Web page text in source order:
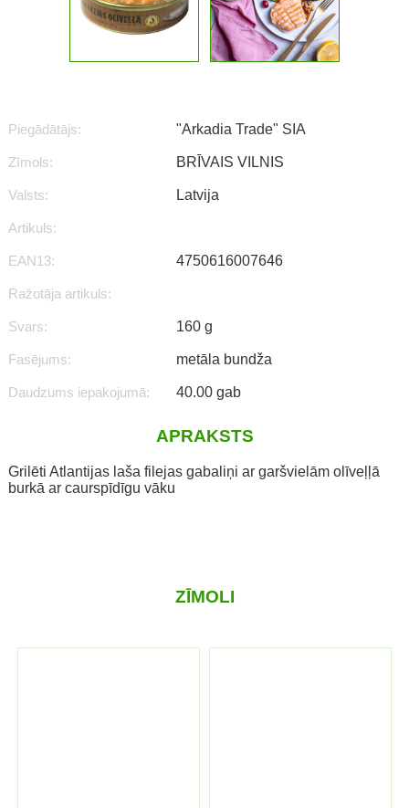
Piegādātājs: "Arkadia Trade" SIA
Zīmols: BRĪVAIS VILNIS
Valsts: Latvija
Artikuls:
EAN13: 4750616007646
Ražotāja artikuls:
Svars: 160 g
Fasējums: metāla bundža
Daudzums iepakojumā: 40.00 gab
APRAKSTS
Grilēti Atlantijas laša filejas gabaliņi ar garšvielām olīveļļā
burkā ar caurspīdīgu vāku
ZĪMOLI